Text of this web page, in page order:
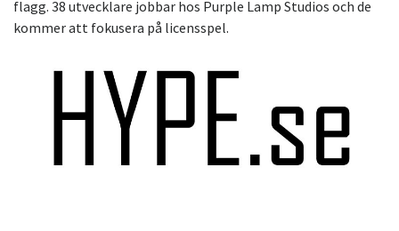
flagg. 38 utvecklare jobbar hos Purple Lamp Studios och de
kommer att fokusera på licensspel.